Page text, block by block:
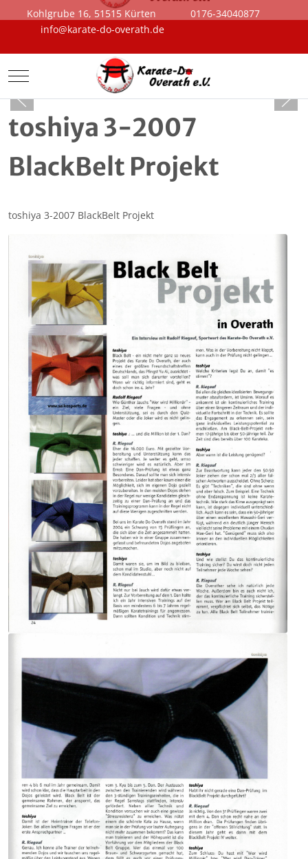
Kohlgrube 16, 51515 Kürten
0176-34040877
info@karate-do-overath.de
Mobile Menu Toggle
toshiya 3-2007
BlackBelt Projekt
toshiya 3-2007 BlackBelt Projekt